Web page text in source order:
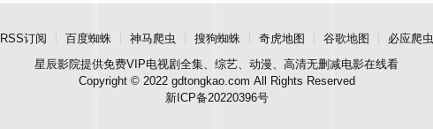
RSS订阅 百度蜘蛛 神马爬虫 搜狗蜘蛛 奇虎地图 谷歌地图
必应爬虫
星辰影院提供免费VIP电视剧全集、综艺、动漫、高清无删减电影在线看
Copyright © 2022 gdtongkao.com All Rights Reserved
新ICP备20220396号